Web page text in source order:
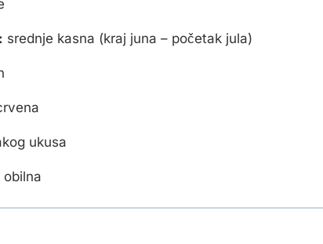
srednje kasna (kraj juna – početak jula)
ukusa
obilna